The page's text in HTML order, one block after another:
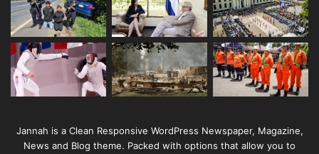
Jannah is a Clean Responsive WordPress Newspaper, Magazine,
News and Blog theme. Packed with options that allow you to